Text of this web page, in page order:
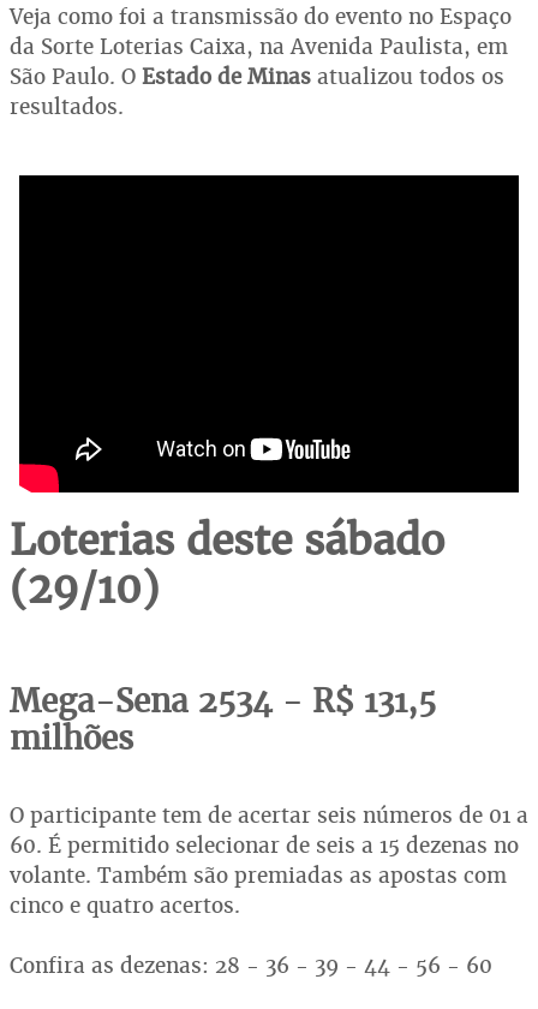
Veja como foi a transmissão do evento no Espaço
da Sorte Loterias Caixa, na Avenida Paulista, em
São Paulo. O Estado de Minas atualizou todos os
resultados.
Loterias deste sábado
(29/10)
Mega-Sena 2534 - R$ 131,5
milhões
O participante tem de acertar seis números de 01 a
60. É permitido selecionar de seis a 15 dezenas no
volante. Também são premiadas as apostas com
cinco e quatro acertos.
Confira as dezenas: 28 - 36 - 39 - 44 - 56 - 60